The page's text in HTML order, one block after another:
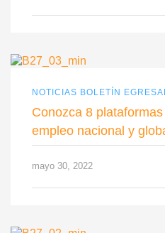
NOTICIAS BOLETÍN
Conozca 8
empleo nacional y
mayo 30, 2022